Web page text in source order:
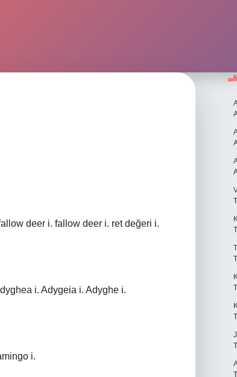
deer i. fallow deer i. ret değeri i.
i. Adygeia i. Adyghe i.
i.